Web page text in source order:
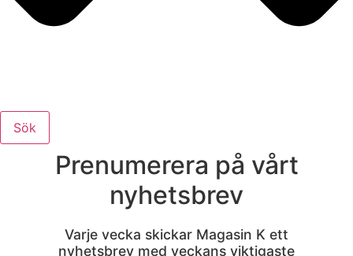
Sök
Prenumerera på vårt
nyhetsbrev
Varje vecka skickar Magasin K ett
nyhetsbrev med veckans viktigaste